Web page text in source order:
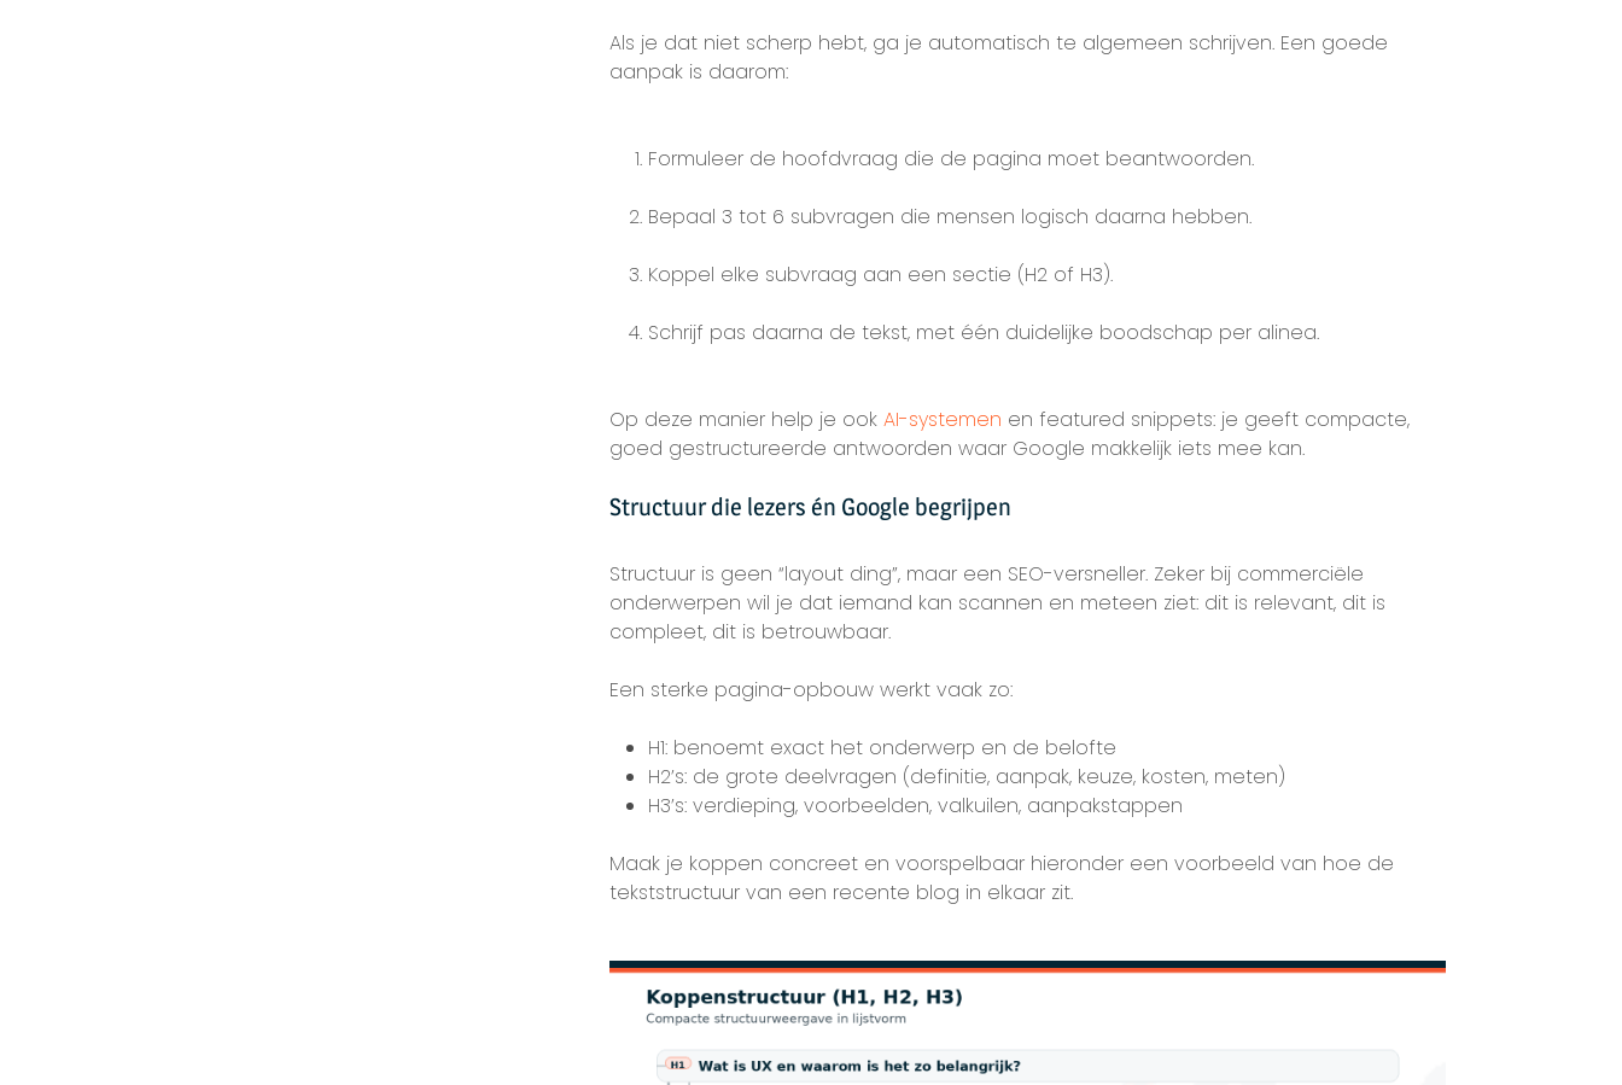
Als je dat niet scherp hebt, ga je automatisch te algemeen schrijven. Een goede
aanpak is daarom:
Formuleer de hoofdvraag die de pagina moet beantwoorden.
Bepaal 3 tot 6 subvragen die mensen logisch daarna hebben.
Koppel elke subvraag aan een sectie (H2 of H3).
Schrijf pas daarna de tekst, met één duidelijke boodschap per alinea.
Op deze manier help je ook AI-systemen en featured snippets: je geeft compacte,
goed gestructureerde antwoorden waar Google makkelijk iets mee kan.
Structuur die lezers én Google begrijpen
Structuur is geen “layout ding”, maar een SEO-versneller. Zeker bij commerciële
onderwerpen wil je dat iemand kan scannen en meteen ziet: dit is relevant, dit is
compleet, dit is betrouwbaar.
Een sterke pagina-opbouw werkt vaak zo:
H1: benoemt exact het onderwerp en de belofte
H2’s: de grote deelvragen (definitie, aanpak, keuze, kosten, meten)
H3’s: verdieping, voorbeelden, valkuilen, aanpakstappen
Maak je koppen concreet en voorspelbaar hieronder een voorbeeld van hoe de
tekststructuur van een recente blog in elkaar zit.